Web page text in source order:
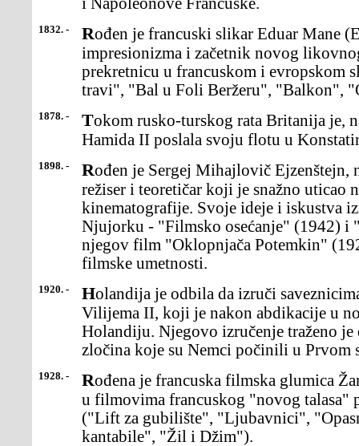
1832. - Rođen je francuski slikar Eduar Mane (Edouard Manet), preteča
impresionizma i začetnik novog
prekretnicu u francuskom i evropskom
travi", "Bal u Foli Beržeru", "Balkon",
1878. - Tokom rusko-turskog rata Britanija je, na zahtev sultana Abdul
Hamida II poslala svoju flotu u
1898. - Rođen je Sergej Mihajlovič Ejzenštejn, najznačajniji ruski filmski
režiser i teoretičar koji je snažno uticao
kinematografije. Svoje ideje i iskustva
Njujorku - "Filmsko osećanje" (1942) i
njegov film "Oklopnjača Potemkin"
filmske umetnosti.
1920. - Holandija je odbila da izruči saveznicima bivšeg nemačkog cara
Vilijema II, koji je nakon abdikacije u
Holandiju. Njegovo izručenje traženo
zločina koje su Nemci počinili u Prvom
1928. - Rođena je francuska filmska glumica Žana Moro, koja se proslavila
u filmovima francuskog "novog talasa"
("Lift za gubilište", "Ljubavnici",
kantabile", "Žil i Džim").